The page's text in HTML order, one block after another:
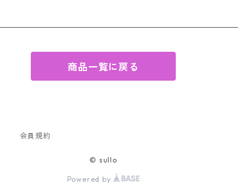
商品一覧に戻る
会員規約
© sullo
Powered by